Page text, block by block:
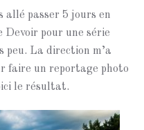
allé passer 5 jours en
Devoir pour une série
peu. La direction m’a
faire un reportage photo
le résultat.